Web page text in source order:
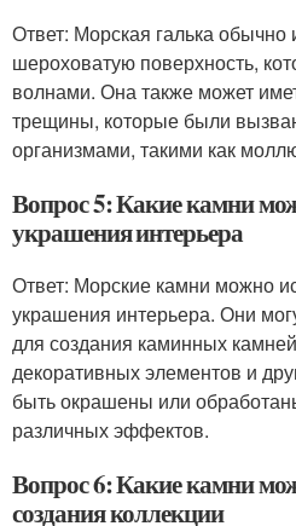
Ответ: Морская галька обычно
шероховатую поверхность,
волнами. Она также может
трещины, которые были
организмами, такими как
Вопрос 5: Какие камни
украшения интерьера
Ответ: Морские камни можно
украшения интерьера. Они
для создания каминных
декоративных элементов и
быть окрашены или
различных эффектов.
Вопрос 6: Какие камни
создания коллекции